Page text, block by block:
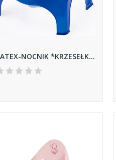
KATEX-NOCNIK *KRZESEŁKO*